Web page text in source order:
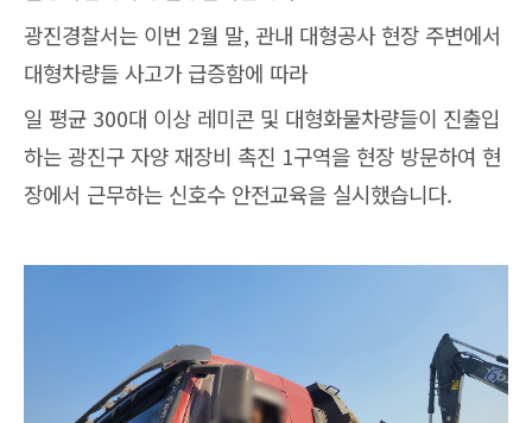
광진경찰서는 이번 2월 말, 관내 대형공사 현장 주변에서
대형차량들 사고가 급증함에 따라
일 평균 300대 이상 레미콘 및 대형화물차량들이 진출입
하는 광진구 자양 재장비 촉진 1구역을 현장 방문하여 현
장에서 근무하는 신호수 안전교육을 실시했습니다.